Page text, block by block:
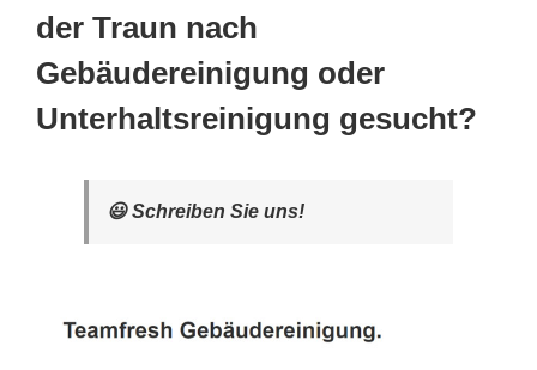
der Traun nach
Gebäudereinigung oder
Unterhaltsreinigung gesucht?
😃 Schreiben Sie uns!